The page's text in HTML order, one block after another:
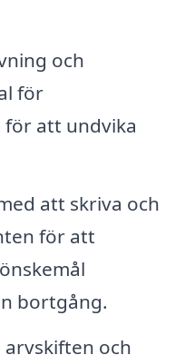
och
för
att undvika
att skriva och
för att
bortgång.
arvskiften och